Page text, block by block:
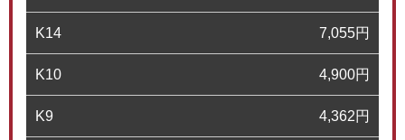
K14 7,055円
K10 4,900円
K9 4,362円